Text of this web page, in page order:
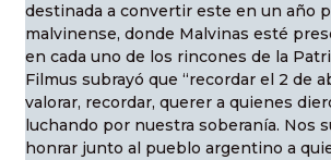
destinada a convertir este en un año
malvinense, donde Malvinas esté
en cada uno de los rincones de la
Filmus subrayó que “recordar el 2 de
valorar, recordar, querer a quienes
luchando por nuestra soberanía. Nos
honrar junto al pueblo argentino a